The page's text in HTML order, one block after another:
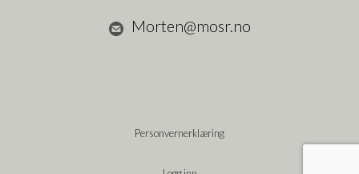
Morten@mosr.no
Personvernerklæring